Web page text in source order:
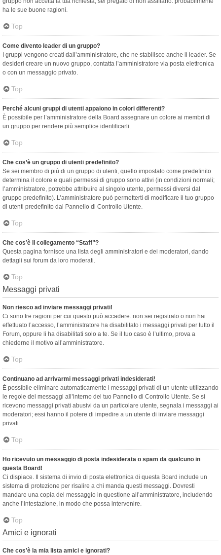
ha le sue buone ragioni.
Top
Come divento leader di un gruppo?
I gruppi vengono creati dall’amministratore, che ne stabilisce anche il leader. Se
desideri creare un nuovo gruppo, contatta l’amministratore via posta elettronica
o con un messaggio privato.
Top
Perché alcuni gruppi di utenti appaiono in colori differenti?
È possibile per l’amministratore della Board assegnare un colore ai membri di
un gruppo per rendere più semplice identificarli.
Top
Che cos’è un gruppo di utenti predefinito?
Se sei membro di più di un gruppo di utenti, quello impostato come predefinito
determina il colore e quali permessi di gruppo sono attivi (in condizioni normali;
l’amministratore, potrebbe attribuire al singolo utente, permessi diversi dal
gruppo predefinito). L’amministratore può permetterti di modificare il tuo gruppo
di utenti predefinito dal Pannello di Controllo Utente.
Top
Che cos’è il collegamento “Staff”?
Questa pagina fornisce una lista degli amministratori e dei moderatori, dando
dettagli sui forum da loro moderati.
Top
Messaggi privati
Non riesco ad inviare messaggi privati!
Ci sono tre ragioni per cui questo può accadere: non sei registrato o non hai
effettuato l’accesso, l’amministratore ha disabilitato i messaggi privati per tutto il
Forum, oppure li ha disabilitati solo a te. Se il tuo caso è l’ultimo, prova a
chiederne il motivo all’amministratore.
Top
Continuano ad arrivarmi messaggi privati indesiderati!
È possibile eliminare automaticamente i messaggi privati ​​di un utente utilizzando
le regole dei messaggi all’interno del tuo Pannello di Controllo Utente. Se si
ricevono messaggi privati ​​abusivi da un particolare utente, segnala i messaggi ai
moderatori; essi hanno il potere di impedire a un utente di inviare messaggi
privati​​.
Top
Ho ricevuto un messaggio di posta indesiderata o spam da qualcuno in
questa Board!
Ci dispiace. Il sistema di invio di posta elettronica di questa Board include un
sistema di protezione per risalire a chi manda questi messaggi. Dovresti
mandare una copia del messaggio in questione all’amministratore, includendo
anche l’intestazione, in modo che possa intervenire.
Top
Amici e ignorati
Che cos’è la mia lista amici e ignorati?